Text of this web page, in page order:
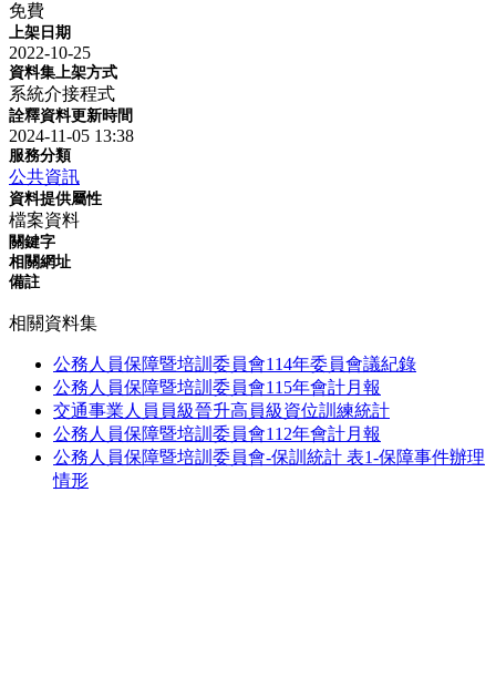
免費
上架日期
2022-10-25
資料集上架方式
系統介接程式
詮釋資料更新時間
2024-11-05 13:38
服務分類
公共資訊
資料提供屬性
檔案資料
關鍵字
相關網址
備註
相關資料集
公務人員保障暨培訓委員會114年委員會議紀錄
公務人員保障暨培訓委員會115年會計月報
交通事業人員員級晉升高員級資位訓練統計
公務人員保障暨培訓委員會112年會計月報
公務人員保障暨培訓委員會-保訓統計 表1-保障事件辦理
情形